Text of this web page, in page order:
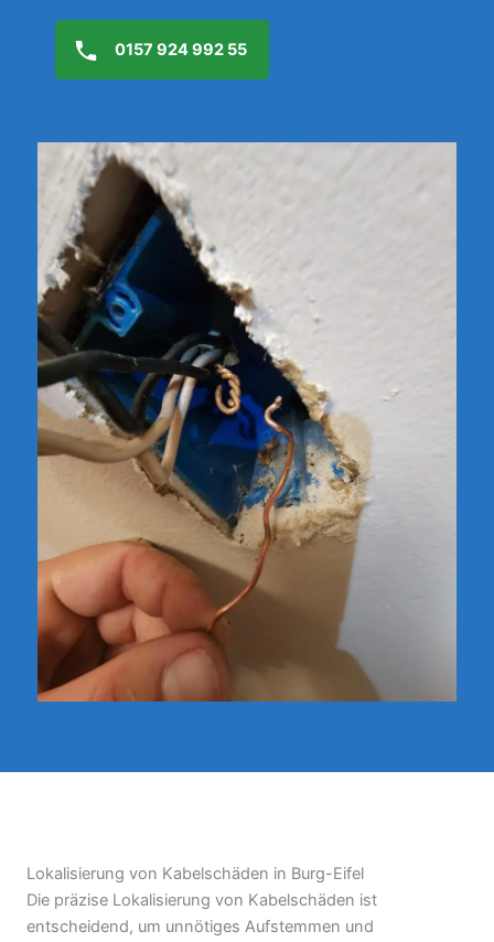
0157 924 992 55
Lokalisierung von Kabelschäden in Burg-Eifel
Die präzise Lokalisierung von Kabelschäden ist
entscheidend, um unnötiges Aufstemmen und